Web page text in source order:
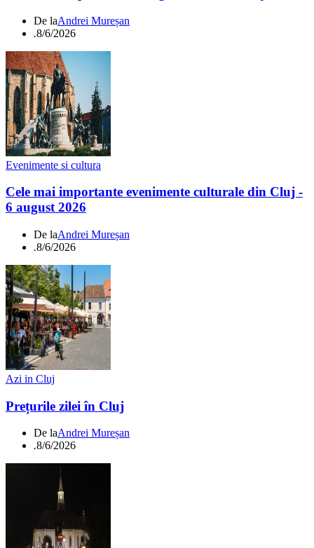
De laAndrei Mureșan
.8/6/2026
Evenimente si cultura
Cele mai importante evenimente culturale din Cluj -
6 august 2026
De laAndrei Mureșan
.8/6/2026
Azi in Cluj
Prețurile zilei în Cluj
De laAndrei Mureșan
.8/6/2026